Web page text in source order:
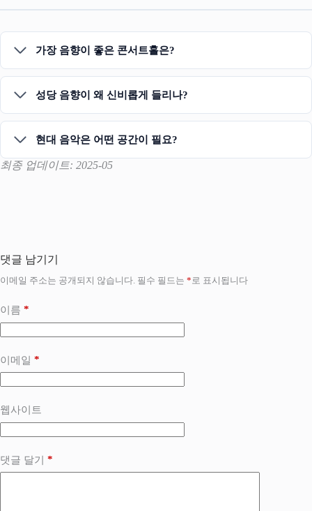
가장 음향이 좋은 콘서트홀은?
성당 음향이 왜 신비롭게 들리나?
현대 음악은 어떤 공간이 필요?
최종 업데이트: 2025-05
댓글 남기기
이메일 주소는 공개되지 않습니다. 필수 필드는 *로 표시됩니다
이름 *
이메일 *
웹사이트
댓글 달기 *